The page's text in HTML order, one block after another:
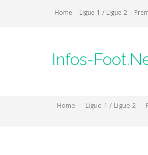
Home Ligue 1 / Ligue 2
Infos-
Home Ligue 1 / Ligue 2